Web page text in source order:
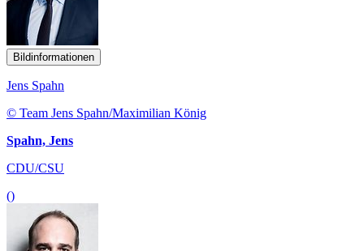
Bildinformationen
Jens Spahn
© Team Jens Spahn/Maximilian König
Spahn, Jens
CDU/CSU
()